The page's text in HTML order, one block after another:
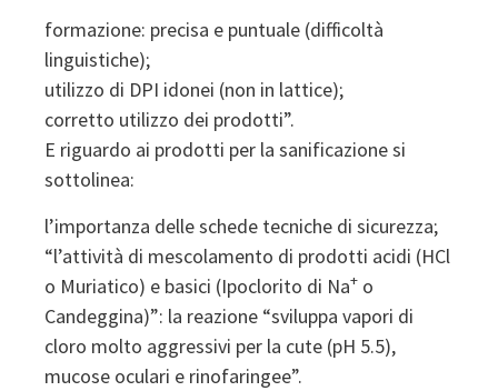
formazione: precisa e puntuale (difficoltà
linguistiche);
utilizzo di DPI idonei (non in lattice);
corretto utilizzo dei prodotti”.
E riguardo ai prodotti per la sanificazione si
sottolinea:
l’importanza delle schede tecniche di sicurezza;
“l’attività di mescolamento di prodotti acidi (HCl
o Muriatico) e basici (Ipoclorito di Na+ o
Candeggina)”: la reazione “sviluppa vapori di
cloro molto aggressivi per la cute (pH 5.5),
mucose oculari e rinofaringee”.